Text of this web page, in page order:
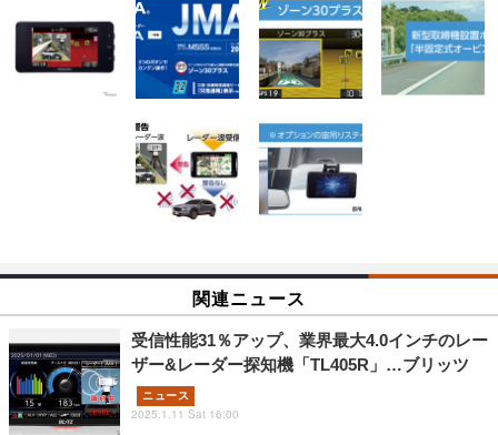
インタビュー
イベント告知 イベントレポート
関連ニュース
受信性能31％アップ、業界最大4.0インチのレー
ザー&レーダー探知機「TL405R」…ブリッツ
ニュース
2025.1.11 Sat 16:00